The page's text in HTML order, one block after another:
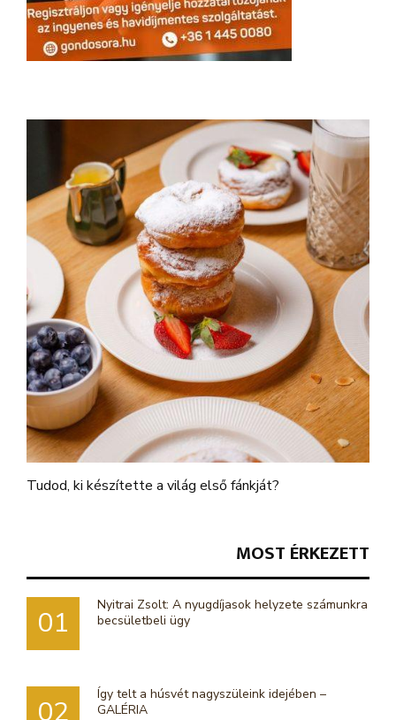
Tudod, ki készítette a világ első fánkját?
MOST ÉRKEZETT
01
Nyitrai Zsolt: A nyugdíjasok helyzete számunkra
becsületbeli ügy
02
Így telt a húsvét nagyszüleink idejében –
GALÉRIA